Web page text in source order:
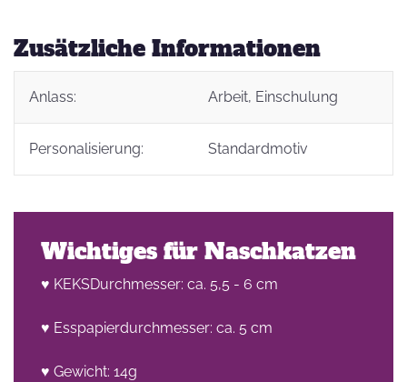
Zusätzliche Informationen
Anlass: Arbeit, Einschulung
Personalisierung: Standardmotiv
Wichtiges für Naschkatzen
♥ KEKSDurchmesser: ca. 5,5 - 6 cm
♥ Esspapierdurchmesser: ca. 5 cm
♥ Gewicht: 14g